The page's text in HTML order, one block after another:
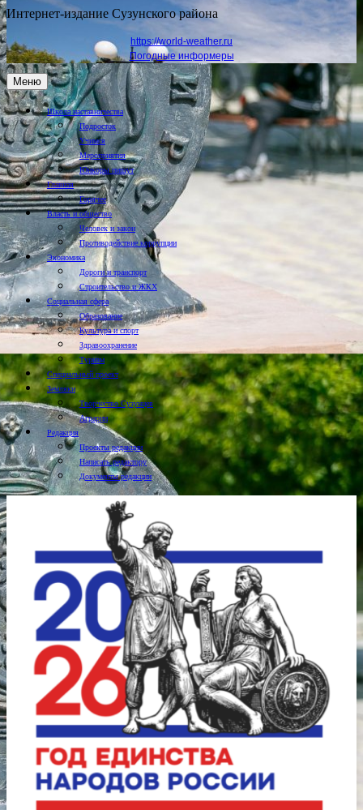
Интернет-издание Сузунского района
https://world-weather.ru
Погодные информеры
Меню
Школа наставничества
Подросток
Учимся
Мероприятия
Юнкоры пишут
Главная
Горячее
Власть и общество
Человек и закон
Противодействие коррупции
Экономика
Дороги и транспорт
Строительство и ЖКХ
Социальная сфера
Образование
Культура и спорт
Здравоохранение
Туризм
Специальный проект
Земляки
Творчество Сузунцев
Аграрии
Редакция
Проекты редакции
Написать редактору
Документы редакции